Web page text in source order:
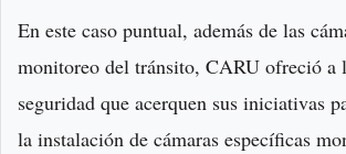
En este caso puntual, además de las
monitoreo del tránsito, CARU ofreció a
seguridad que acerquen sus iniciativas
la instalación de cámaras específicas